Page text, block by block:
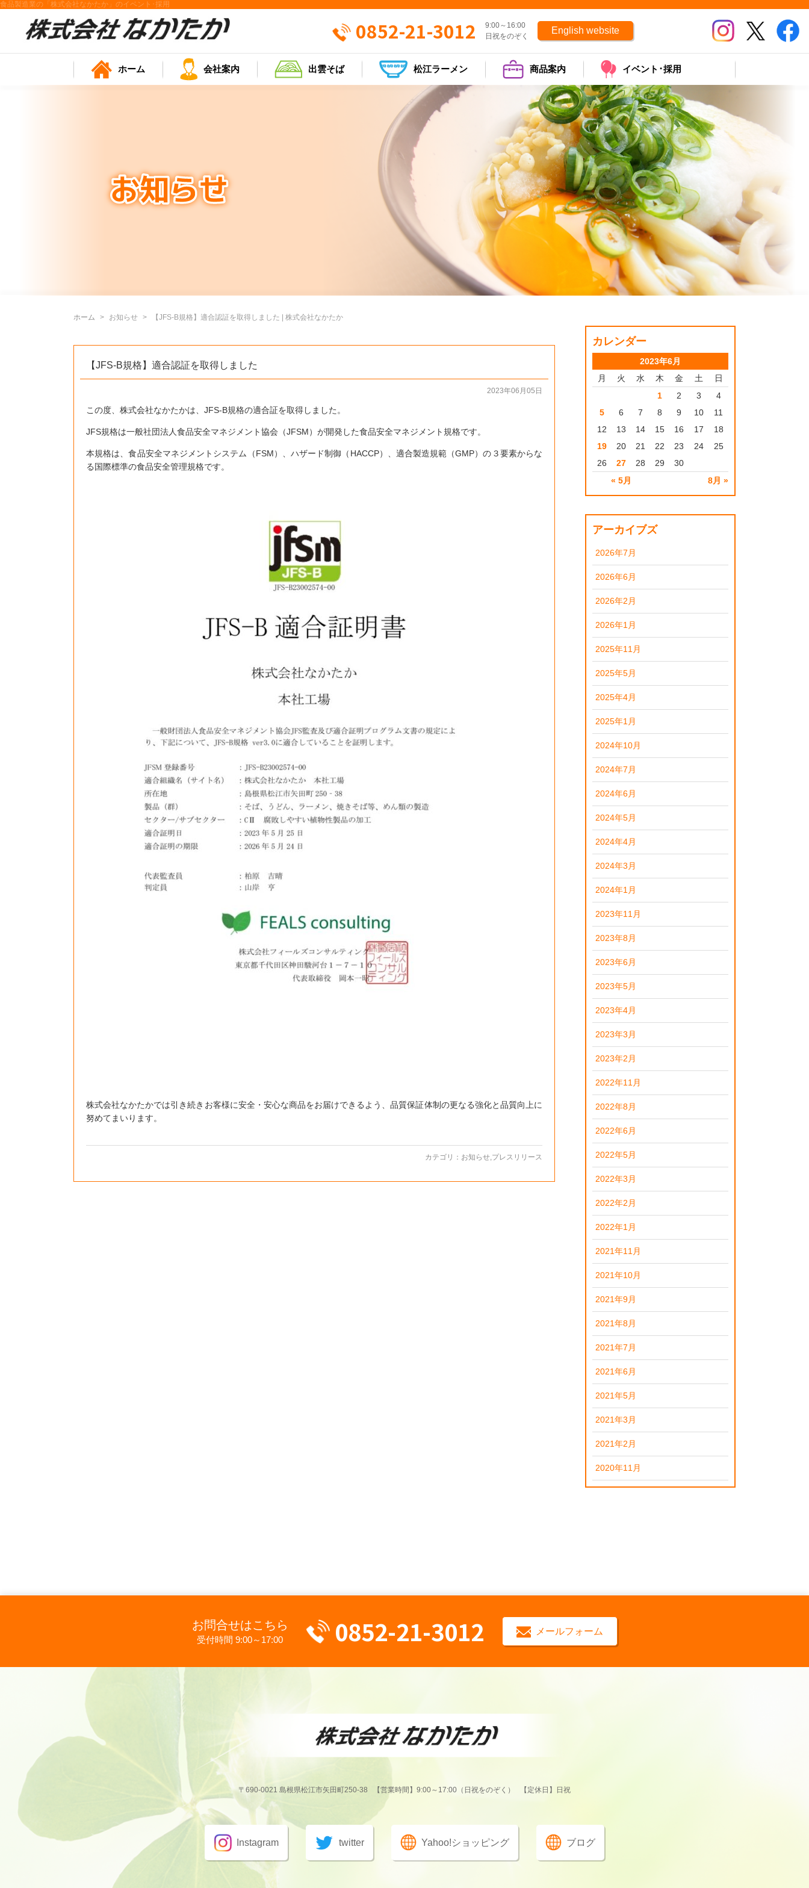
食品製造業の「株式会社なかたか」のイベント･採用
0852-21-3012
9:00～16:00
日祝をのぞく
English website
ホーム 会社案内 出雲そば 松江ラーメン 商品案内 イベント･採用
ホーム お知らせ 【JFS-B規格】適合認証を取得しました | 株式会社なかたか
【JFS-B規格】適合認証を取得しました
2023年06月05日
この度、株式会社なかたかは、JFS-B規格の適合証を取得しました。
JFS規格は一般社団法人食品安全マネジメント協会（JFSM）が開発した食品安全マネジメント規格です。
本規格は、食品安全マネジメントシステム（FSM）、ハザード制御（HACCP）、適合製造規範（GMP）の３要素からな
る国際標準の食品安全管理規格です。
株式会社なかたかでは引き続きお客様に安全・安心な商品をお届けできるよう、品質保証体制の更なる強化と品質向上に
努めてまいります。
カテゴリ： お知らせ プレスリリース
カレンダー
2023年6月
月
火 水 木 金 土 日
« 5月 8月 »
1 2 3
4
5
6 7 8 9 10
11
12
13 14 15 16 17
18
19
20 21 22 23 24
25
26
27 28 29 30
アーカイブズ
2026年7月
2026年6月
2026年2月
2026年1月
2025年11月
2025年5月
2025年4月
2025年1月
2024年10月
2024年7月
2024年6月
2024年5月
2024年4月
2024年3月
2024年1月
2023年11月
2023年8月
2023年6月
2023年5月
2023年4月
2023年3月
2023年2月
2022年11月
2022年8月
2022年6月
2022年5月
2022年3月
2022年2月
2022年1月
2021年11月
2021年10月
2021年9月
2021年8月
2021年7月
2021年6月
2021年5月
2021年3月
2021年2月
2020年11月
お問合せはこちら
受付時間 9:00～17:00 0852-21-3012 メールフォーム
〒690-0021 島根県松江市矢田町250-38 【営業時間】9:00～17:00（日祝をのぞく） 【定休日】日祝
Instagram twitter Yahoo!ショッピング ブログ